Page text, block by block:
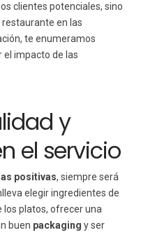
clientes potenciales, sino
en las
te enumeramos
impacto de las
y
el servicio
positivas, siempre será
elegir ingredientes de
los platos, ofrecer una
buen packaging y ser